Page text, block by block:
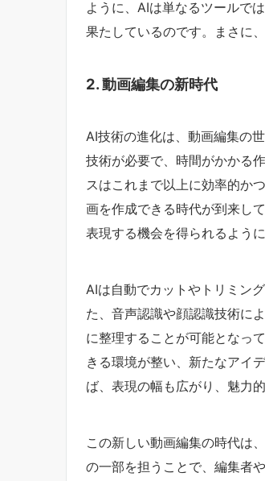
ように、AIは単なるツールで
果たしているのです。まさに
2. 動画編集の新時代
AI技術の進化は、動画編集の
技術が必要で、時間がかかる
スはこれまで以上に効率的か
画を作成できる時代が到来し
表現する機会を得られるよう
AIは自動でカットやトリミン
た、音声認識や顔認識技術に
に整理することが可能となっ
きる環境が整い、新たなアイ
ば、表現の幅も広がり、魅力
この新しい動画編集の時代は
の一部を担うことで、編集者